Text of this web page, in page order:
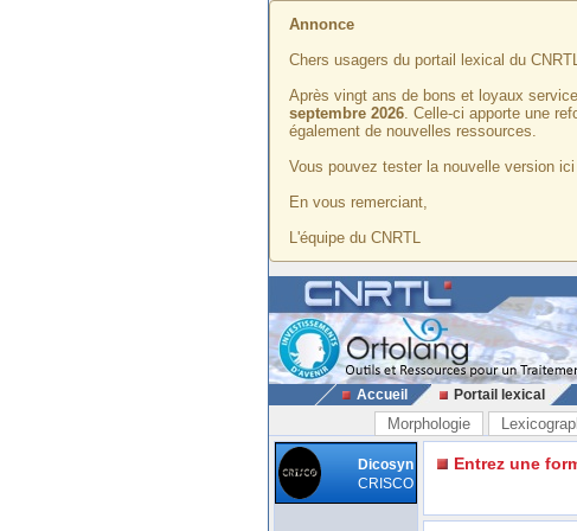
Annonce
Chers usagers du portail lexical du
Après vingt ans de bons et loyaux
septembre 2026. Celle-ci apporte une
également de nouvelles ressources.
Vous pouvez tester la nouvelle version ici
En vous remerciant,
L'équipe du CNRTL
Accueil Portail lexical
Morphologie
Dicosyn
CRISCO
Entrez une